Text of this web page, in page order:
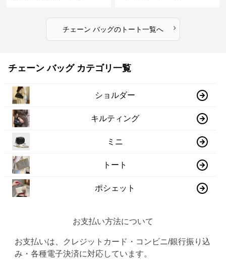
チェーン バッグのトート一覧へ ›
チェーン バッグ カテゴリ一覧
ショルダー
キルティング
ミニ
トート
ポシェット
お支払い方法について
お支払いは、クレジットカード・コンビニ/銀行振り込
み・各種電子決済に対応しています。